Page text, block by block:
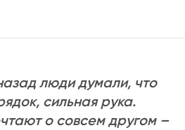
люди думали, что
сильная рука.
о совсем другом –